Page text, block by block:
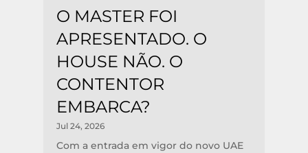
O MASTER FOI
APRESENTADO. O
HOUSE NÃO. O
CONTENTOR
EMBARCA?
Jul 24, 2026
Com a entrada em vigor do novo UAE